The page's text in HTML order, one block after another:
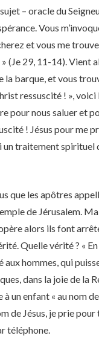
– oracle du
Vous
et vous me
29, 11-14). Vient
barque, et vous
ressuscité ! »,
pour nous saluer et
! Jésus pour me
traitement spirituel
que les apôtres
de Jérusalem.
alors ils font
Quelle vérité ? « En
aux hommes, qui
dans la joie de la
un enfant « au nom
de Jésus, je prie
téléphone.